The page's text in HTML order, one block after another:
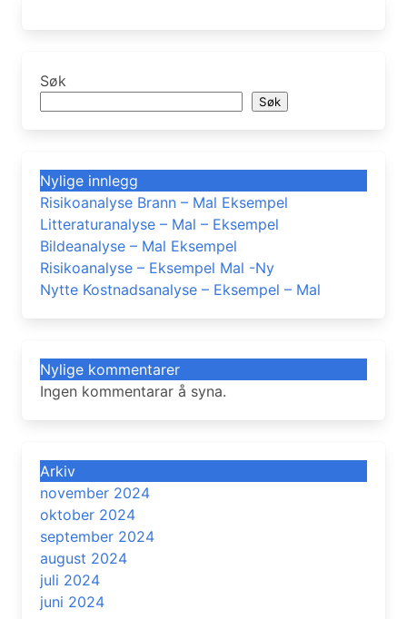
Søk
Søk
Nylige innlegg
Risikoanalyse Brann – Mal Eksempel
Litteraturanalyse – Mal – Eksempel
Bildeanalyse – Mal Eksempel
Risikoanalyse – Eksempel Mal -Ny
Nytte Kostnadsanalyse – Eksempel – Mal
Nylige kommentarer
Ingen kommentarar å syna.
Arkiv
november 2024
oktober 2024
september 2024
august 2024
juli 2024
juni 2024